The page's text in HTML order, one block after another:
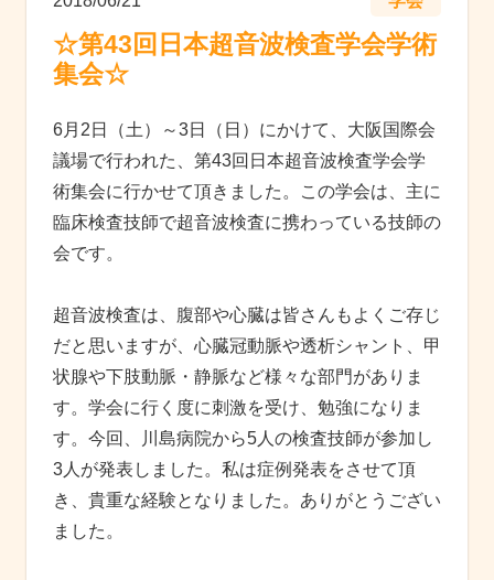
☆第43回日本超音波検査学会学術
集会☆
6月2日（土）～3日（日）にかけて、大阪国際会
議場で行われた、第43回日本超音波検査学会学
術集会に行かせて頂きました。この学会は、主に
臨床検査技師で超音波検査に携わっている技師の
会です。
超音波検査は、腹部や心臓は皆さんもよくご存じ
だと思いますが、心臓冠動脈や透析シャント、甲
状腺や下肢動脈・静脈など様々な部門がありま
す。学会に行く度に刺激を受け、勉強になりま
す。今回、川島病院から5人の検査技師が参加し
3人が発表しました。私は症例発表をさせて頂
き、貴重な経験となりました。ありがとうござい
ました。